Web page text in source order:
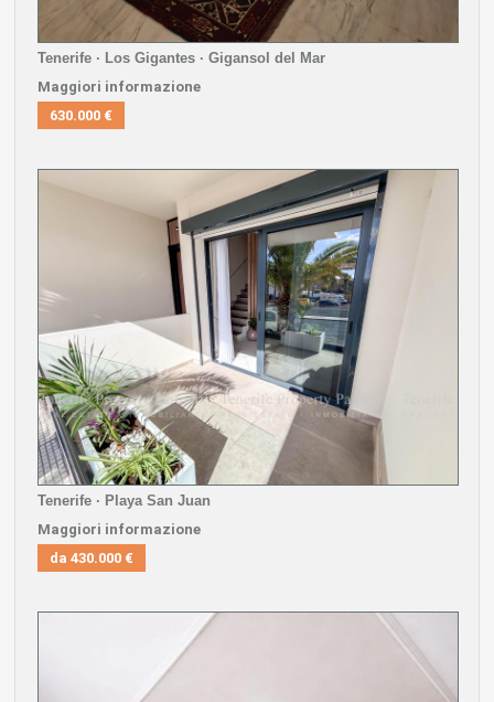
Tenerife · Los Gigantes · Gigansol del Mar
Maggiori informazione
630.000 €
Tenerife · Playa San Juan
Maggiori informazione
da 430.000 €